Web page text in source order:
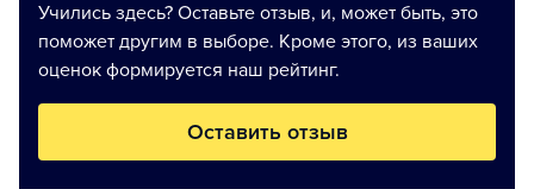
Учились здесь? Оставьте отзыв, и, может быть, это
поможет другим в выборе. Кроме этого, из ваших
оценок формируется наш рейтинг.
Оставить отзыв